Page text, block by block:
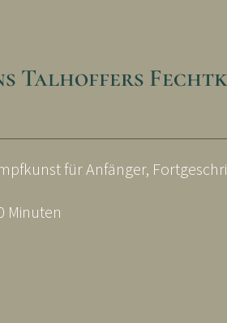
Talhoffers
für Anfänger,
Minuten